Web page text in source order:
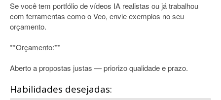
Se você tem portfólio de vídeos IA realistas ou já trabalhou
com ferramentas como o Veo, envie exemplos no seu
orçamento.
**Orçamento:**
Aberto a propostas justas — priorizo qualidade e prazo.
Habilidades desejadas: